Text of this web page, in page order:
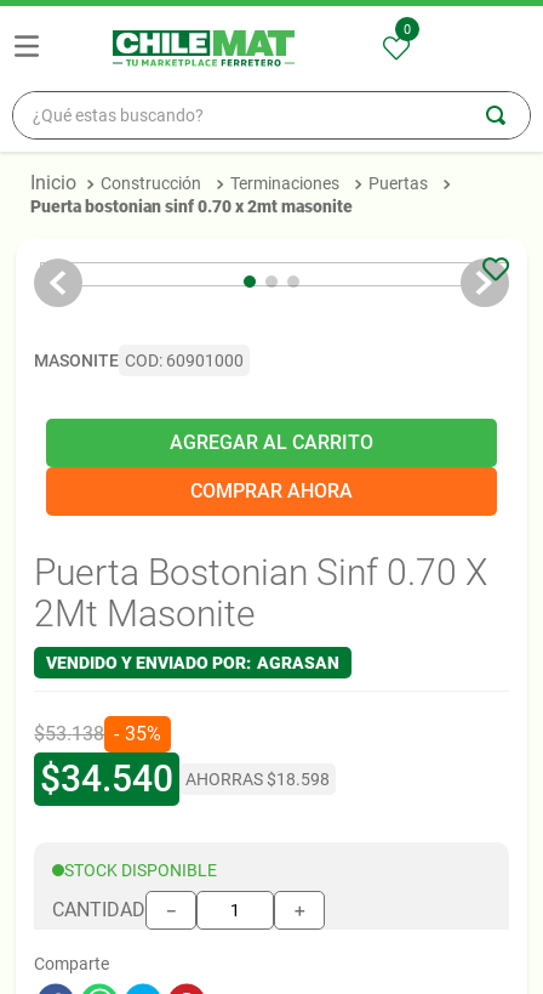
0
¿Qué estas buscando?
Construcción Terminaciones
Puertas
puerta bostonian sinf 0.70 x 2mt masonite
MASONITE COD: 60901000
AGREGAR AL CARRITO
COMPRAR AHORA
Puerta Bostonian Sinf 0.70 X
2Mt Masonite
AGRASAN
$53.138 35%
$34.540 AHORRAS $18.598
STOCK DISPONIBLE
CANTIDAD ＋
－
Comparte
1. madera
3. osb
5.